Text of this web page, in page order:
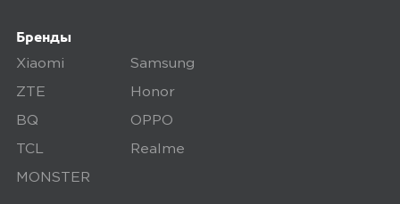
Бренды
Xiaomi Samsung
ZTE Honor
BQ OPPO
TCL Realme
MONSTER